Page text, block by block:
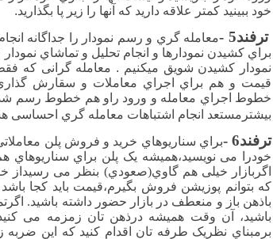
خود ببینید کمتر علاقه دارید که آنها را زیر پا بگذارید.
ترفند5 -
معامله گري و رسم نمودار را جداگانه
براي کشیدن نمودارها و انجام تحلیل و تماشاي
نمودار کشیدن شویق میکنیم . معامله گرانی که
قیمت و هم براي اجراي معاملات و سقارش گذاري
خطوط اجراي معامله و ورود راو هم خطوط رسم
بیشترمستعد انجام اشتباهات معامله گري احساسی
ترفند6 - براي سناریوهاي خرید و فروش پلن
خودرا می نویسید،همیشه یک پلن براي
اگربازار خیلی هم گاوي(صعودي) بنظر می رسیداز
که بتوانم پوزیشن فروش بگیرم،قیمت باید کجا
باذهن باز و منعطف در بازار حضور داشته باشید.
باشید، آن وقت همیشه درذهن تان زمزمه می کنید
برمبناي نظریک طرفه تان اقدام کنید که این ضربه